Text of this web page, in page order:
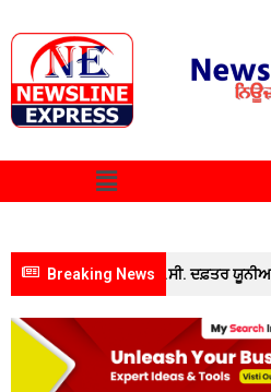
Breaking News
ਸ਼ਾਮਲ ਹੋਣ ਲਈ ਡੀ.ਸੀ. ਦਫ਼ਤਰ ਯੂਨੀਅਨ